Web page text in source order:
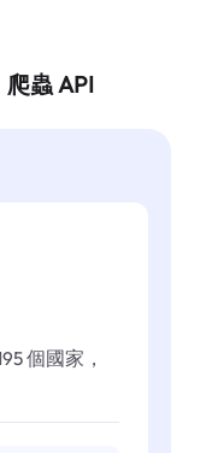
爬蟲 API
個國家，